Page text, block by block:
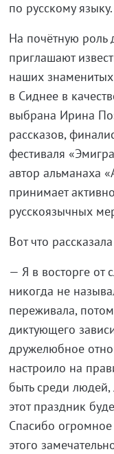
по русскому языку.
На почётную роль
приглашают
наших знаменитых
в Сиднее в
выбрана Ирина
рассказов,
фестиваля
автор альманаха
принимает
русскоязычных
Вот что
— Я в восторге от
никогда не
переживала,
диктующего
дружелюбное
настроило на
быть среди
этот праздник
Спасибо
этого